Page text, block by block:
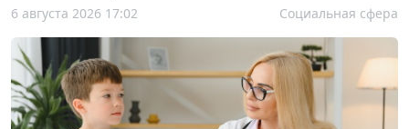
6 августа 2026 17:02 Социальная сфера